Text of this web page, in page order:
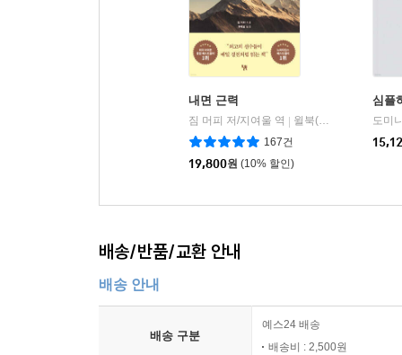
내면 근력
짐 머피 저/지여울 역
윌북(willbook)
167건
19,800원 (10% 할인)
심플
도미
배송/반품/교환 안내
배송 안내
배송 구분
예스24 배송
배송비 : 2,500원